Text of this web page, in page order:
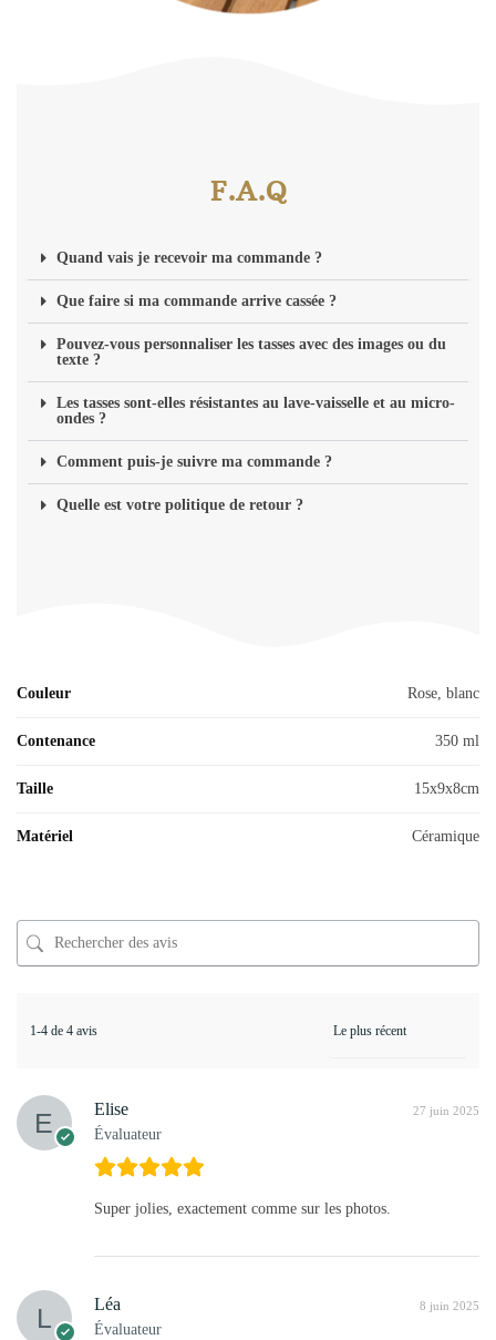
F.A.Q
Quand vais je recevoir ma commande ?
Que faire si ma commande arrive cassée ?
Pouvez-vous personnaliser les tasses avec des images ou du
texte ?
Les tasses sont-elles résistantes au lave-vaisselle et au micro-
ondes ?
Comment puis-je suivre ma commande ?
Quelle est votre politique de retour ?
Couleur Rose, blanc
Contenance 350 ml
Taille 15x9x8cm
Matériel Céramique
1-4 de 4 avis
Elise
Évaluateur
27 juin 2025
Super jolies, exactement comme sur les photos.
Léa
Évaluateur
8 juin 2025